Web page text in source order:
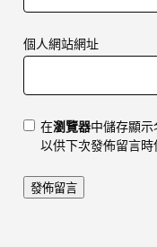
個人網站網址
在瀏覽器中儲存顯示
以供下次發佈留言時